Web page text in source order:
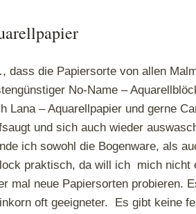
die Papiersorte von allen
No-Name –
– Aquarellpapier und gerne
und sich auch wieder
ich sowohl die Bogenware, als
praktisch, da will ich mich
neue Papiersorten probieren.
oft geeigneter. Es gibt keine